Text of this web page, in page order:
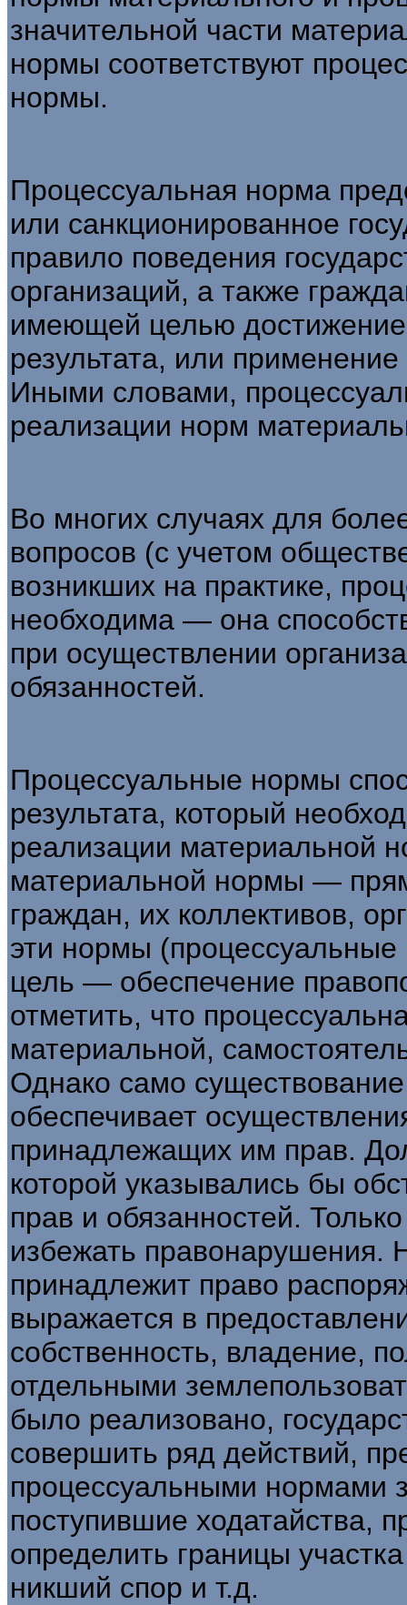
значительной части
нормы соответствуют
нормы.
Процессуальная норма
или сан­кционированное
правило поведения
организаций, а также
имеющей целью достижение
результата, или
Ины­ми словами,
реализации норм
Во многих случаях для
вопросов (с учетом
возникших на практике,
необходима — она
при осуществлении
обязанностей.
Процессуальные нормы
результа­та, который
реализации материальной
материальной нормы —
граждан, их коллективов,
эти нормы
цель — обеспечение
отметить, что
материальной,
Однако само
обеспечивает
принад­лежащих им прав.
которой указывались бы
прав и обязанностей.
избежать правонарушения.
принадлежит право
выражается в
собственность, владение,
отдельными
было реализовано,
со­вершить ряд действий,
процессуальными нормами
поступившие ходатайства,
определить границы
никший спор и т.д.